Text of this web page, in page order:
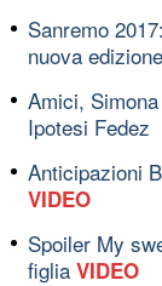
Sanremo
nuova
Amici,
Ipotesi Fedez
Anticipazioni
VIDEO
Spoiler My
figlia VIDEO